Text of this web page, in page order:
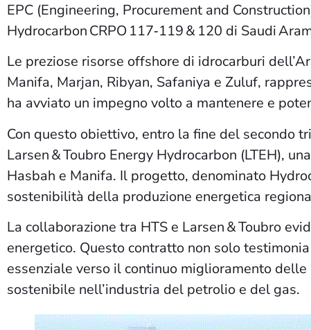
EPC (Engineering, Procurement and
Hydrocarbon CRPO 117‑119 & 120 di Saudi
Le preziose risorse offshore di idrocarburi
Manifa, Marjan, Ribyan, Safaniya e Zuluf,
ha avviato un impegno volto a mantenere e
Con questo obiettivo, entro la fine del secondo
Larsen & Toubro Energy Hydrocarbon (LTEH),
Hasbah e Manifa. Il progetto, denominato
sostenibilità della produzione energetica
La collaborazione tra HTS e Larsen & Toubro
energetico. Questo contratto non solo
essenziale verso il continuo miglioramento
sostenibile nell’industria del petrolio e del gas.